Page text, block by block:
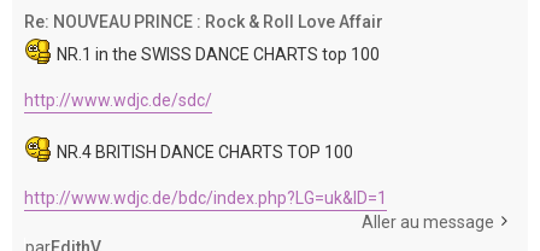
Re: NOUVEAU PRINCE : Rock & Roll Love Affair
NR.1 in the SWISS DANCE CHARTS top 100
http://www.wdjc.de/sdc/
NR.4 BRITISH DANCE CHARTS TOP 100
http://www.wdjc.de/bdc/index.php?LG=uk&ID=1
Aller au message
parEdithV.